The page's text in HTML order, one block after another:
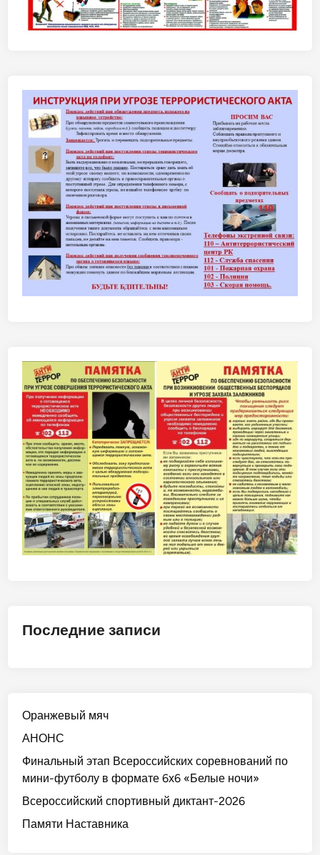
Последние записи
Оранжевый мяч
АНОНС
Финальный этап Всероссийских соревнований по
мини-футболу в формате 6х6 «Белые ночи»
Всероссийский спортивный диктант-2026
Памяти Наставника